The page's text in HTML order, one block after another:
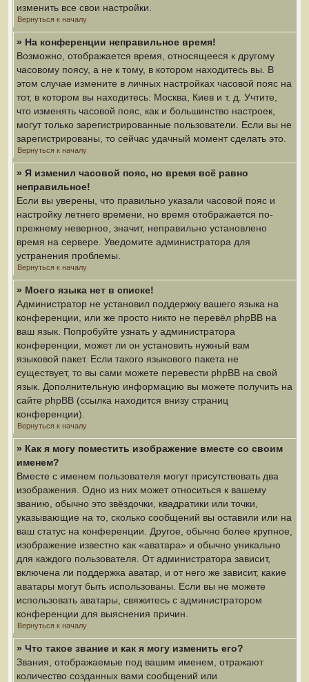
изменить все свои настройки.
Вернуться к началу
» На конференции неправильное время!
Возможно, отображается время, относящееся к другому
часовому поясу, а не к тому, в котором находитесь вы. В
этом случае измените в личных настройках часовой пояс на
тот, в котором вы находитесь: Москва, Киев и т. д. Учтите,
что изменять часовой пояс, как и большинство настроек,
могут только зарегистрированные пользователи. Если вы не
зарегистрированы, то сейчас удачный момент сделать это.
Вернуться к началу
» Я изменил часовой пояс, но время всё равно
неправильное!
Если вы уверены, что правильно указали часовой пояс и
настройку летнего времени, но время отображается по-
прежнему неверное, значит, неправильно установлено
время на сервере. Уведомите администратора для
устранения проблемы.
Вернуться к началу
» Моего языка нет в списке!
Администратор не установил поддержку вашего языка на
конференции, или же просто никто не перевёл phpBB на
ваш язык. Попробуйте узнать у администратора
конференции, может ли он установить нужный вам
языковой пакет. Если такого языкового пакета не
существует, то вы сами можете перевести phpBB на свой
язык. Дополнительную информацию вы можете получить на
сайте phpBB (ссылка находится внизу страниц
конференции).
Вернуться к началу
» Как я могу поместить изображение вместе со своим
именем?
Вместе с именем пользователя могут присутствовать два
изображения. Одно из них может относиться к вашему
званию, обычно это звёздочки, квадратики или точки,
указывающие на то, сколько сообщений вы оставили или на
ваш статус на конференции. Другое, обычно более крупное,
изображение известно как «аватара» и обычно уникально
для каждого пользователя. От администратора зависит,
включена ли поддержка аватар, и от него же зависит, какие
аватары могут быть использованы. Если вы не можете
использовать аватары, свяжитесь с администратором
конференции для выяснения причин.
Вернуться к началу
» Что такое звание и как я могу изменить его?
Звания, отображаемые под вашим именем, отражают
количество созданных вами сообщений или